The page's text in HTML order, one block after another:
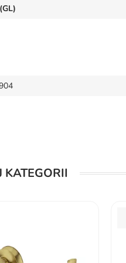
KATEGORII